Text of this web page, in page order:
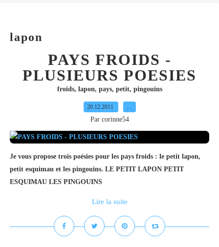
lapon
PAYS FROIDS -
PLUSIEURS POESIES
froids, lapon, pays, petit, pingouins
20.12.2011 …
Par corinne54
Je vous propose trois poésies pour les pays froids : le petit lapon,
petit esquimau et les pingouins. LE PETIT LAPON PETIT
ESQUIMAU LES PINGOUINS
Lire la suite